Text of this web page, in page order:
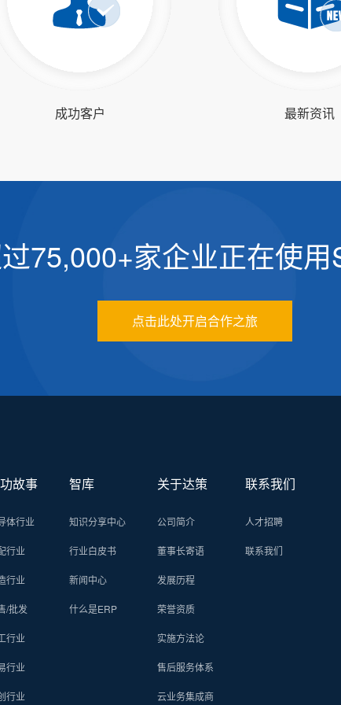
成功客户 最新资讯
75,000+家企业正在使用
点击此处开启合作之旅
故事
体行业
行业
行业
/批发
行业
行业
行业
智库
知识分享中心
行业白皮书
新闻中心
什么是ERP
关于达策
公司简介
董事长寄语
发展历程
荣誉资质
实施方法论
售后服务体系
云业务集成商
联系我们
人才招聘
联系我们